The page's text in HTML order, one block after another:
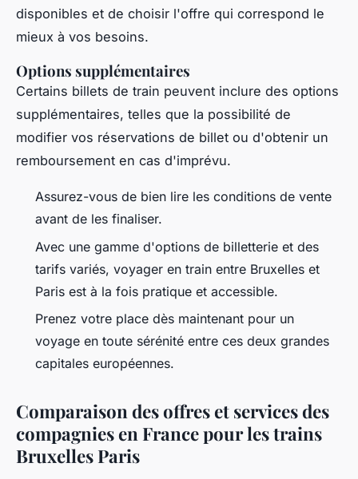
disponibles et de choisir l'offre qui correspond le
mieux à vos besoins.
Options supplémentaires
Certains billets de train peuvent inclure des options
supplémentaires, telles que la possibilité de
modifier vos réservations de billet ou d'obtenir un
remboursement en cas d'imprévu.
Assurez-vous de bien lire les conditions de vente
avant de les finaliser.
Avec une gamme d'options de billetterie et des
tarifs variés, voyager en train entre Bruxelles et
Paris est à la fois pratique et accessible.
Prenez votre place dès maintenant pour un
voyage en toute sérénité entre ces deux grandes
capitales européennes.
Comparaison des offres et services des
compagnies en France pour les trains
Bruxelles Paris